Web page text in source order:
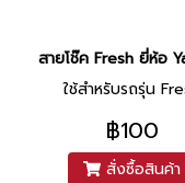
สายโช๊ค Fresh ยี่ห้อ
ใช้สำหรับรถรุ่น
฿100
สั่งซื้อสินค้า